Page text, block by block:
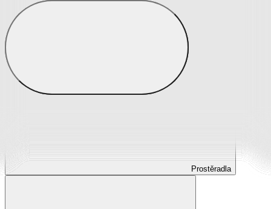
Prostěradla
Prostěradla